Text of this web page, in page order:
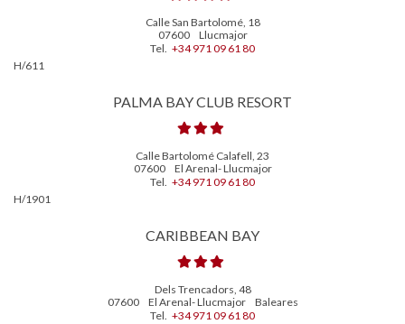
Calle San Bartolomé, 18
07600
Llucmajor
Tel. +34 971 09 61 80
H/611
PALMA BAY CLUB RESORT
Calle Bartolomé Calafell, 23
07600
El Arenal- Llucmajor
Tel. +34 971 09 61 80
H/1901
CARIBBEAN BAY
Dels Trencadors, 48
07600
El Arenal- Llucmajor
Baleares
Tel. +34 971 09 61 80